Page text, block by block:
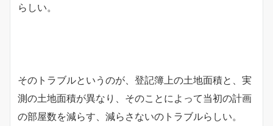
らしい。
そのトラブルというのが、登記簿上の土地面積と、実
測の土地面積が異なり、そのことによって当初の計画
の部屋数を減らす、減らさないのトラブルらしい。